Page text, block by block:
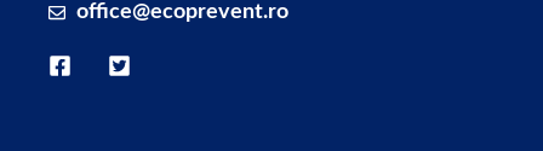
office@ecoprevent.ro